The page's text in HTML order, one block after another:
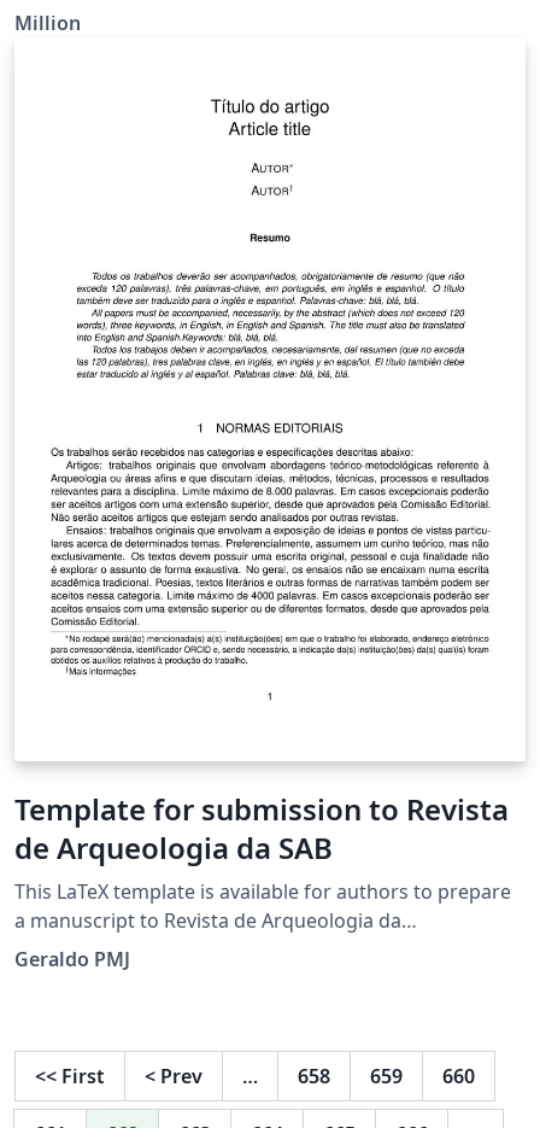
Million
Template for submission to Revista
de Arqueologia da SAB
This LaTeX template is available for authors to prepare
a manuscript to Revista de Arqueologia da
SAB(Sociedade de Arqueologia Brasileira). Modelo
LaTeX para que os autores preparem um artigo para a
Geraldo PMJ
<< First < Prev … 658 659 660